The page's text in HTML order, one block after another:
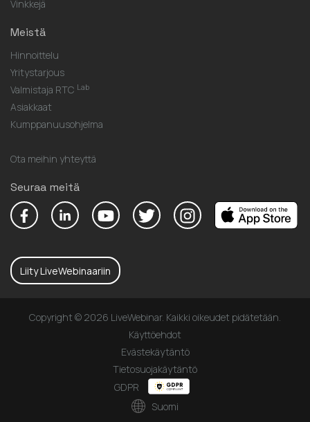
Vinkkejä
Meistä
Hinnoittelu
Yritystarjous
Valmistaja RTC Lab
Asiakkaat
Kumppanuusohjelma
Ota meihin yhteyttä
Seuraa meitä
Liity LiveWebinaariin
Copyright © 2026 LiveWebinar. Kaikki oikeudet pidätetään.
Käyttöehdot
Evästekäytäntö
Tietosuojakäytäntö
GDPR
Suomi